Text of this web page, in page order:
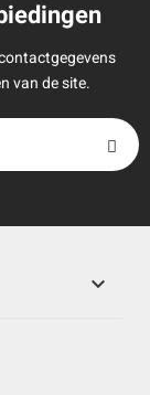
van de site.
